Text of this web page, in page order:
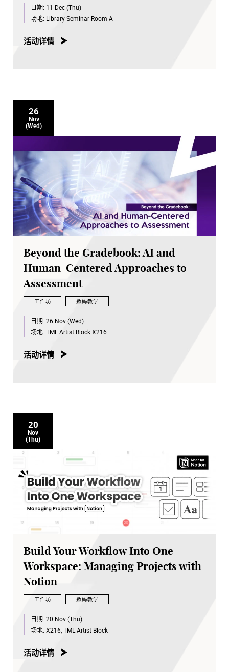
日期: 11 Dec (Thu)
场地: Library Seminar Room A
活动详情
26
Nov
(Wed)
Beyond the Gradebook: AI and
Human-Centered Approaches to
Assessment
工作坊 数码教学
日期: 26 Nov (Wed)
场地: TML Artist Block X216
活动详情
20
Nov
(Thu)
Build Your Workflow Into One
Workspace: Managing Projects with
Notion
工作坊 数码教学
日期: 20 Nov (Thu)
场地: X216, TML Artist Block
活动详情